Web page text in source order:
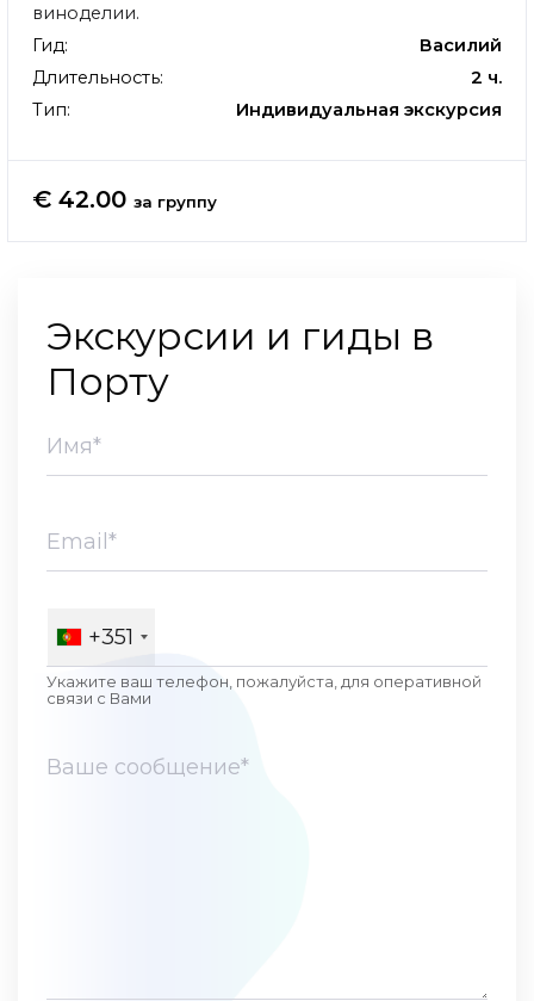
виноделии.
Гид:
Василий
Длительность:
2 ч.
Тип:
Индивидуальная экскурсия
€ 42.00 за группу
Экскурсии и гиды в
Порту
+351
Укажите ваш телефон, пожалуйста, для оперативной
связи c Вами